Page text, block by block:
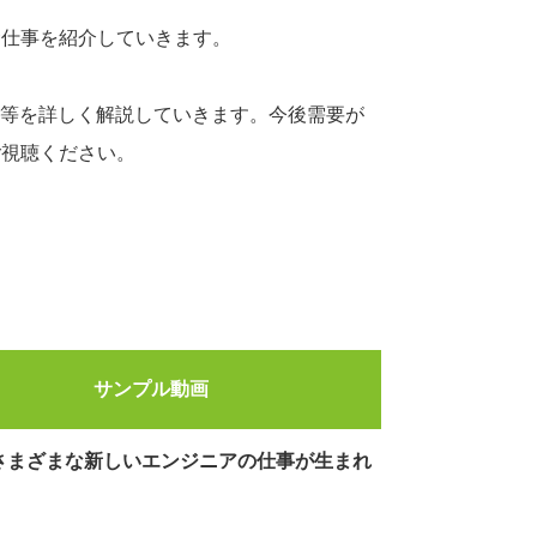
事を紹介していきます。
を詳しく解説していきます。今後需要が
聴ください。
サンプル動画
ざまな新しいエンジニアの仕事が生まれ